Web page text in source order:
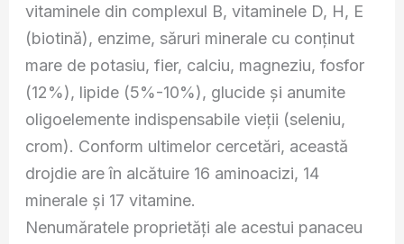
vitaminele din complexul B, vitaminele D, H, E
(biotină), enzime, săruri minerale cu conţinut
mare de potasiu, fier, calciu, magneziu, fosfor
(12%), lipide (5%-10%), glucide şi anumite
oligoelemente indispensabile vieţii (seleniu,
crom). Conform ultimelor cercetări, această
drojdie are în alcătuire 16 aminoacizi, 14
minerale şi 17 vitamine.
Nenumăratele proprietăţi ale acestui panaceu